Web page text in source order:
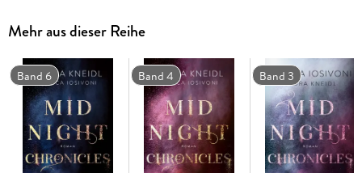
den Fluch brechen, selbst wenn das bedeuten würde, Shaw
für immer zu verlieren?"Wieder einmal hat mich die Welt der
Hunter vollkommen verzaubert. Mit der perfekten Mischung
aus Gefühl, Magie, Spannung und Humor lassen die
Autorinnen alle Fantasy-Herzen höherschlagen."
LISASCREATIVEOBSESSIONTODESHAUCH erzählt die
Geschichte von Roxy und Shaw weiter. Band 5 der New-
Adult-Fantasy-Reihe von Laura Kneidl und Bianca Iosivoni
Mehr aus dieser Reihe
Band 6 Band 4 Band 3